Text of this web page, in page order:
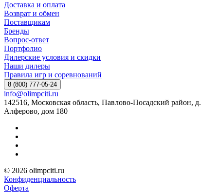
Доставка и оплата
Возврат и обмен
Поставщикам
Бренды
Вопрос-ответ
Портфолио
Дилерские условия и скидки
Наши дилеры
Правила игр и соревнований
8 (800) 777-05-24
info@olimpciti.ru
142516, Московская область, Павлово-Посадский район, д.
Алферово, дом 180
© 2026 olimpciti.ru
Конфиденциальность
Оферта